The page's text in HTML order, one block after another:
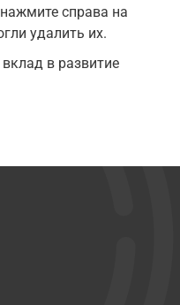
справа на
удалить их.
в развитие